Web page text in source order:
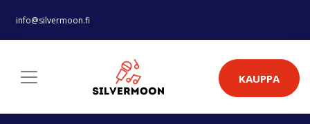
info@silvermoon.fi
KAUPPA